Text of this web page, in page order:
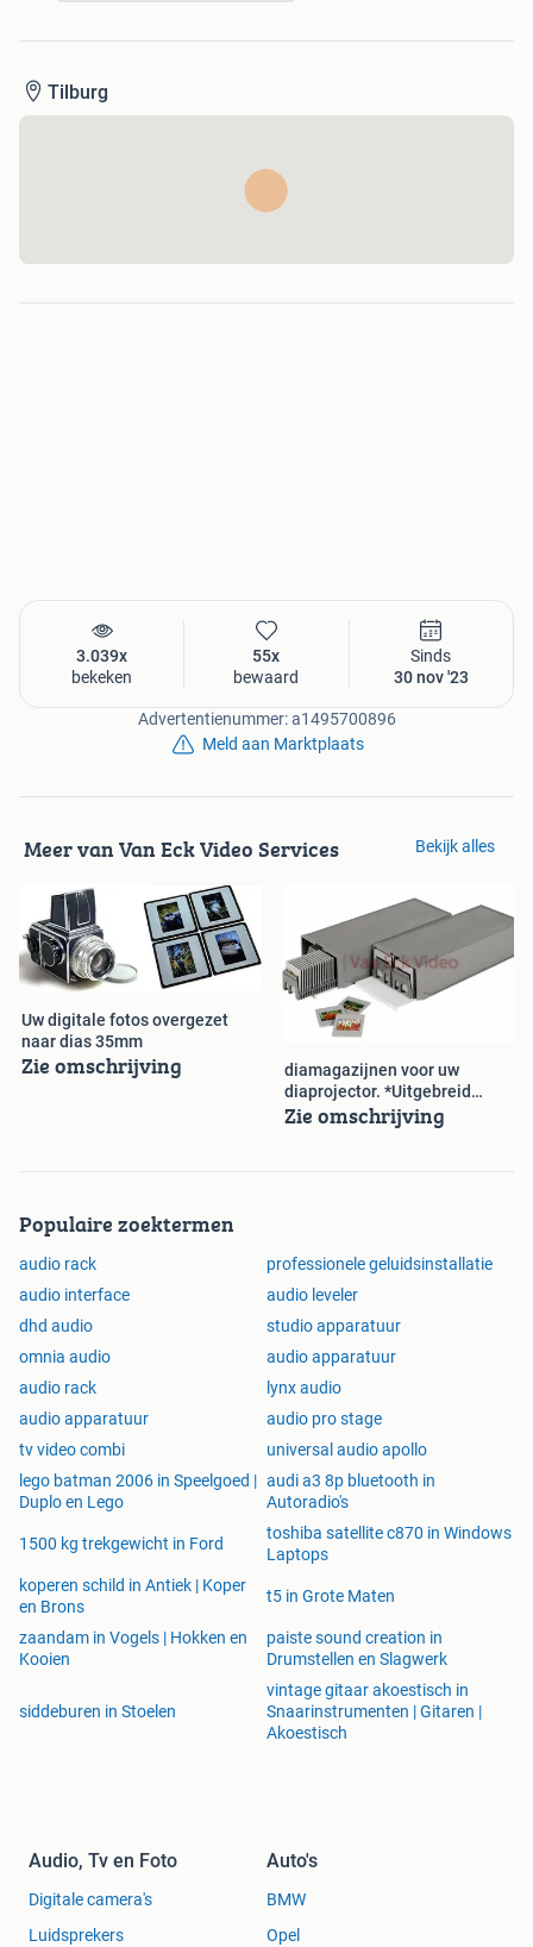
Tilburg
3.039x
bekeken
55x
bewaard
Sinds
30 nov '23
Advertentienummer: a1495700896
Meld aan Marktplaats
Meer van Van Eck Video Services Bekijk alles
Uw digitale fotos overgezet
naar dias 35mm
Zie omschrijving
diamagazijnen voor uw
diaprojector. *Uitgebreid
Assortiment*
Zie omschrijving
Populaire zoektermen
audio rack
professionele geluidsinstallatie
audio interface
audio leveler
dhd audio
studio apparatuur
omnia audio
audio apparatuur
audio rack
lynx audio
audio apparatuur
audio pro stage
tv video combi
universal audio apollo
lego batman 2006 in Speelgoed |
Duplo en Lego
audi a3 8p bluetooth in
Autoradio's
1500 kg trekgewicht in Ford
toshiba satellite c870 in Windows
Laptops
koperen schild in Antiek | Koper
en Brons
t5 in Grote Maten
zaandam in Vogels | Hokken en
Kooien
paiste sound creation in
Drumstellen en Slagwerk
siddeburen in Stoelen
vintage gitaar akoestisch in
Snaarinstrumenten | Gitaren |
Akoestisch
Audio, Tv en Foto
Digitale camera's
Luidsprekers
Auto's
BMW
Opel